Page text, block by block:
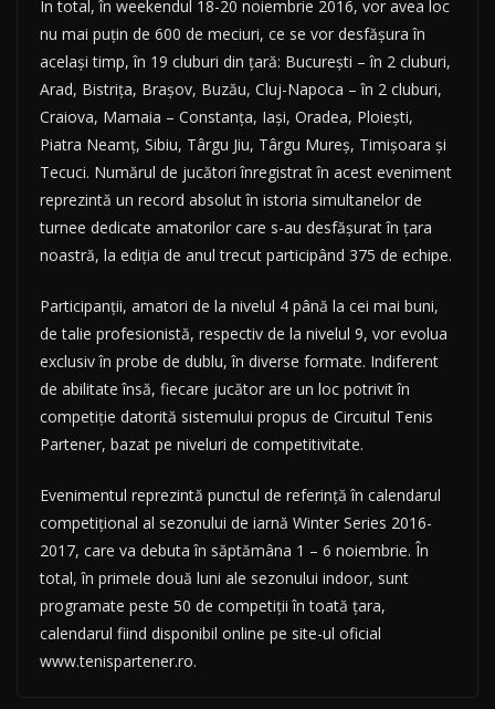
În total, în weekendul 18-20 noiembrie 2016, vor avea loc
nu mai puţin de 600 de meciuri, ce se vor desfăşura în
acelaşi timp, în 19 cluburi din ţară: Bucureşti – în 2 cluburi,
Arad, Bistriţa, Braşov, Buzău, Cluj-Napoca – în 2 cluburi,
Craiova, Mamaia – Constanţa, Iaşi, Oradea, Ploieşti,
Piatra Neamţ, Sibiu, Târgu Jiu, Târgu Mureş, Timişoara şi
Tecuci. Numărul de jucători înregistrat în acest eveniment
reprezintă un record absolut în istoria simultanelor de
turnee dedicate amatorilor care s-au desfăşurat în ţara
noastră, la ediţia de anul trecut participând 375 de echipe.
Participanţii, amatori de la nivelul 4 până la cei mai buni,
de talie profesionistă, respectiv de la nivelul 9, vor evolua
exclusiv în probe de dublu, în diverse formate. Indiferent
de abilitate însă, fiecare jucător are un loc potrivit în
competiţie datorită sistemului propus de Circuitul Tenis
Partener, bazat pe niveluri de competitivitate.
Evenimentul reprezintă punctul de referinţă în calendarul
competiţional al sezonului de iarnă Winter Series 2016-
2017, care va debuta în săptămâna 1 – 6 noiembrie. În
total, în primele două luni ale sezonului indoor, sunt
programate peste 50 de competiţii în toată ţara,
calendarul fiind disponibil online pe site-ul oficial
www.tenispartener.ro.